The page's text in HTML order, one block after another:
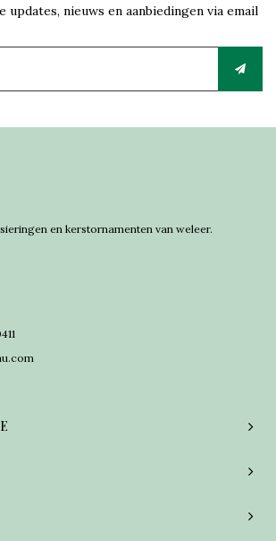
updates, nieuws en aanbiedingen via email
en kerstornamenten van weleer.